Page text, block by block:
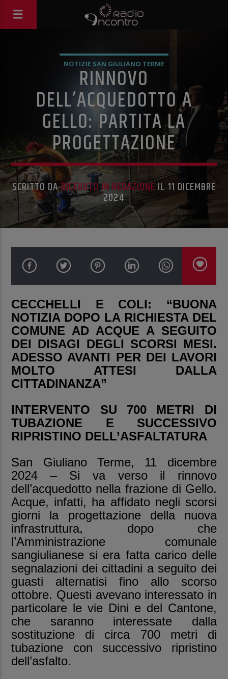
NOTIZIE SAN GIULIANO TERME
RINNOVO
DELL’ACQUEDOTTO A
GELLO: PARTITA LA
PROGETTAZIONE
SCRITTO DARICEVUTO IN REDAZIONE IL 11 DICEMBRE
2024
CECCHELLI E COLI: “BUONA
NOTIZIA DOPO LA RICHIESTA DEL
COMUNE AD ACQUE A SEGUITO
DEI DISAGI DEGLI SCORSI MESI.
ADESSO AVANTI PER DEI LAVORI
MOLTO ATTESI DALLA
CITTADINANZA”
INTERVENTO SU 700 METRI DI
TUBAZIONE E SUCCESSIVO
RIPRISTINO DELL’ASFALTATURA
San Giuliano Terme, 11 dicembre
2024 – Si va verso il rinnovo
dell’acquedotto nella frazione di Gello.
Acque, infatti, ha affidato negli scorsi
giorni la progettazione della nuova
infrastruttura, dopo che
l’Amministrazione comunale
sangiulianese si era fatta carico delle
segnalazioni dei cittadini a seguito dei
guasti alternatisi fino allo scorso
ottobre. Questi avevano interessato in
particolare le vie Dini e del Cantone,
che saranno interessate dalla
sostituzione di circa 700 metri di
tubazione con successivo ripristino
dell’asfalto.